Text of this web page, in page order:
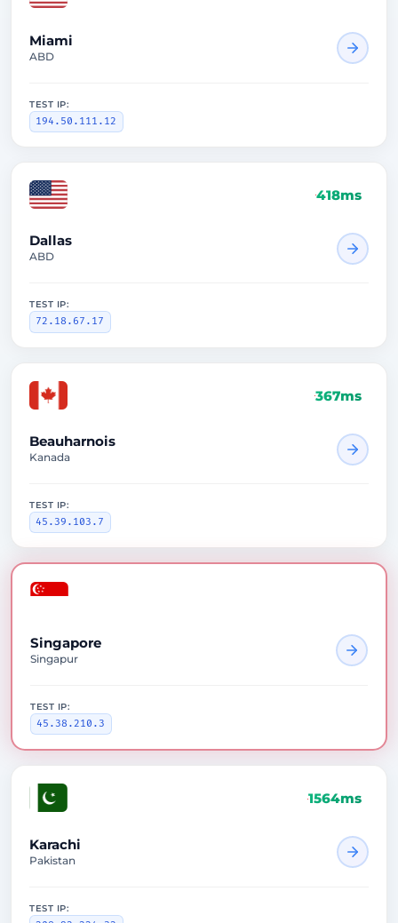
Miami
ABD
TEST IP:
194.50.111.12
418ms
Dallas
ABD
TEST IP:
72.18.67.17
367ms
Beauharnois
Kanada
TEST IP:
45.39.103.7
Singapore
Singapur
TEST IP:
45.38.210.3
1564ms
Karachi
Pakistan
TEST IP: